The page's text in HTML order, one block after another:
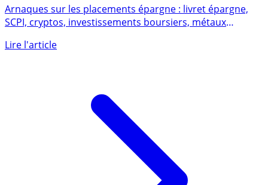
les éviter !
SCPI, cryptos, investissements boursiers, métaux